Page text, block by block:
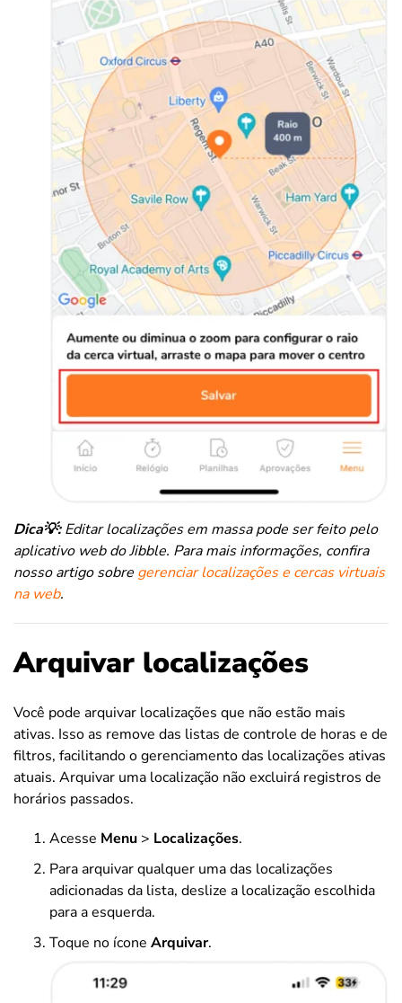
Dica💡:Editar localizações em massa pode ser feito pelo
aplicativo web do Jibble. Para mais informações, confira
nosso artigo sobre gerenciar localizações e cercas virtuais
na web.
Arquivar localizações
Você pode arquivar localizações que não estão mais
ativas. Isso as remove das listas de controle de horas e de
filtros, facilitando o gerenciamento das localizações ativas
atuais. Arquivar uma localização não excluirá registros de
horários passados.
Acesse Menu > Localizações.
Para arquivar qualquer uma das localizações
adicionadas da lista, deslize a localização escolhida
para a esquerda.
Toque no ícone Arquivar.